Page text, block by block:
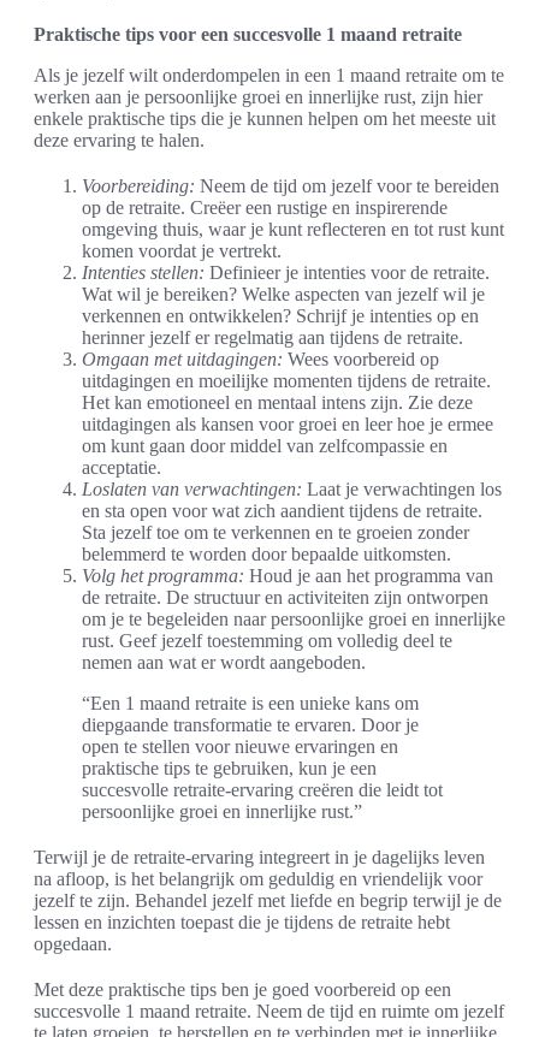
Praktische tips voor een succesvolle 1 maand retraite
Als je jezelf wilt onderdompelen in een 1 maand retraite om te
werken aan je persoonlijke groei en innerlijke rust, zijn hier
enkele praktische tips die je kunnen helpen om het meeste uit
deze ervaring te halen.
Voorbereiding: Neem de tijd om jezelf voor te bereiden
op de retraite. Creëer een rustige en inspirerende
omgeving thuis, waar je kunt reflecteren en tot rust kunt
komen voordat je vertrekt.
Intenties stellen: Definieer je intenties voor de retraite.
Wat wil je bereiken? Welke aspecten van jezelf wil je
verkennen en ontwikkelen? Schrijf je intenties op en
herinner jezelf er regelmatig aan tijdens de retraite.
Omgaan met uitdagingen: Wees voorbereid op
uitdagingen en moeilijke momenten tijdens de retraite.
Het kan emotioneel en mentaal intens zijn. Zie deze
uitdagingen als kansen voor groei en leer hoe je ermee
om kunt gaan door middel van zelfcompassie en
acceptatie.
Loslaten van verwachtingen: Laat je verwachtingen los
en sta open voor wat zich aandient tijdens de retraite.
Sta jezelf toe om te verkennen en te groeien zonder
belemmerd te worden door bepaalde uitkomsten.
Volg het programma: Houd je aan het programma van
de retraite. De structuur en activiteiten zijn ontworpen
om je te begeleiden naar persoonlijke groei en innerlijke
rust. Geef jezelf toestemming om volledig deel te
nemen aan wat er wordt aangeboden.
“Een 1 maand retraite is een unieke kans om
diepgaande transformatie te ervaren. Door je
open te stellen voor nieuwe ervaringen en
praktische tips te gebruiken, kun je een
succesvolle retraite-ervaring creëren die leidt tot
persoonlijke groei en innerlijke rust.”
Terwijl je de retraite-ervaring integreert in je dagelijks leven
na afloop, is het belangrijk om geduldig en vriendelijk voor
jezelf te zijn. Behandel jezelf met liefde en begrip terwijl je de
lessen en inzichten toepast die je tijdens de retraite hebt
opgedaan.
Met deze praktische tips ben je goed voorbereid op een
succesvolle 1 maand retraite. Neem de tijd en ruimte om jezelf
te laten groeien, te herstellen en te verbinden met je innerlijke